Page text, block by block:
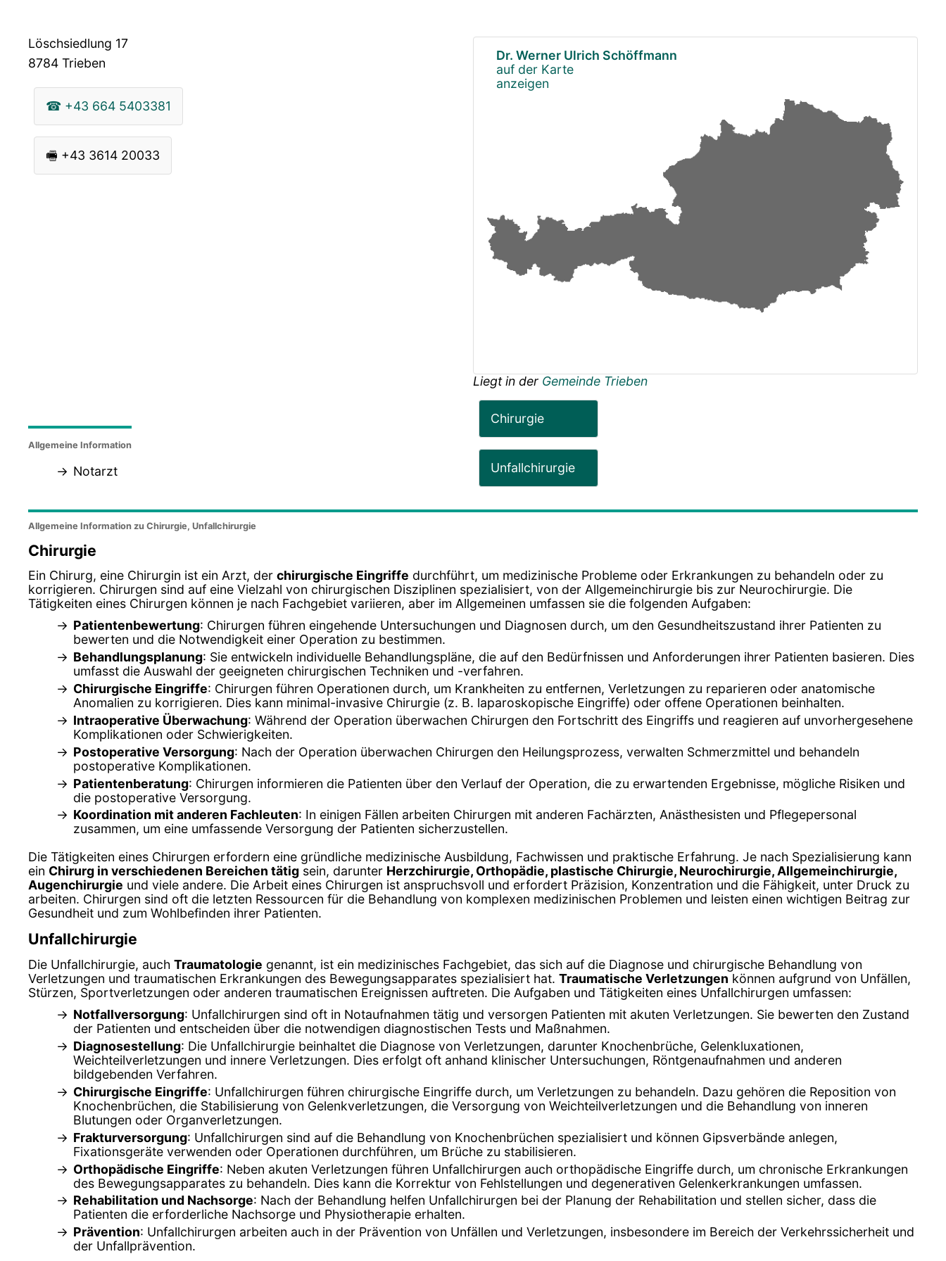
Löschsiedlung 17
8784 Trieben
☎ +43 664 5403381
🖷 +43 3614 20033
Allgemeine Information
Notarzt
Dr. Werner Ulrich Schöffmann
auf der Karte
anzeigen
Liegt in der Gemeinde Trieben
Chirurgie
Unfallchirurgie
Allgemeine Information zu Chirurgie, Unfallchirurgie
Chirurgie
Ein Chirurg, eine Chirurgin ist ein Arzt, der chirurgische Eingriffe durchführt, um medizinische Probleme oder Erkrankungen zu behandeln oder zu
korrigieren. Chirurgen sind auf eine Vielzahl von chirurgischen Disziplinen spezialisiert, von der Allgemeinchirurgie bis zur Neurochirurgie. Die
Tätigkeiten eines Chirurgen können je nach Fachgebiet variieren, aber im Allgemeinen umfassen sie die folgenden Aufgaben:
Patientenbewertung: Chirurgen führen eingehende Untersuchungen und Diagnosen durch, um den Gesundheitszustand ihrer Patienten zu
bewerten und die Notwendigkeit einer Operation zu bestimmen.
Behandlungsplanung: Sie entwickeln individuelle Behandlungspläne, die auf den Bedürfnissen und Anforderungen ihrer Patienten basieren. Dies
umfasst die Auswahl der geeigneten chirurgischen Techniken und -verfahren.
Chirurgische Eingriffe: Chirurgen führen Operationen durch, um Krankheiten zu entfernen, Verletzungen zu reparieren oder anatomische
Anomalien zu korrigieren. Dies kann minimal-invasive Chirurgie (z. B. laparoskopische Eingriffe) oder offene Operationen beinhalten.
Intraoperative Überwachung: Während der Operation überwachen Chirurgen den Fortschritt des Eingriffs und reagieren auf unvorhergesehene
Komplikationen oder Schwierigkeiten.
Postoperative Versorgung: Nach der Operation überwachen Chirurgen den Heilungsprozess, verwalten Schmerzmittel und behandeln
postoperative Komplikationen.
Patientenberatung: Chirurgen informieren die Patienten über den Verlauf der Operation, die zu erwartenden Ergebnisse, mögliche Risiken und
die postoperative Versorgung.
Koordination mit anderen Fachleuten: In einigen Fällen arbeiten Chirurgen mit anderen Fachärzten, Anästhesisten und Pflegepersonal
zusammen, um eine umfassende Versorgung der Patienten sicherzustellen.
Die Tätigkeiten eines Chirurgen erfordern eine gründliche medizinische Ausbildung, Fachwissen und praktische Erfahrung. Je nach Spezialisierung kann
ein Chirurg in verschiedenen Bereichen tätig sein, darunter Herzchirurgie, Orthopädie, plastische Chirurgie, Neurochirurgie, Allgemeinchirurgie,
Augenchirurgie und viele andere. Die Arbeit eines Chirurgen ist anspruchsvoll und erfordert Präzision, Konzentration und die Fähigkeit, unter Druck zu
arbeiten. Chirurgen sind oft die letzten Ressourcen für die Behandlung von komplexen medizinischen Problemen und leisten einen wichtigen Beitrag zur
Gesundheit und zum Wohlbefinden ihrer Patienten.
Unfallchirurgie
Die Unfallchirurgie, auch Traumatologie genannt, ist ein medizinisches Fachgebiet, das sich auf die Diagnose und chirurgische Behandlung von
Verletzungen und traumatischen Erkrankungen des Bewegungsapparates spezialisiert hat. Traumatische Verletzungen können aufgrund von Unfällen,
Stürzen, Sportverletzungen oder anderen traumatischen Ereignissen auftreten. Die Aufgaben und Tätigkeiten eines Unfallchirurgen umfassen:
Notfallversorgung: Unfallchirurgen sind oft in Notaufnahmen tätig und versorgen Patienten mit akuten Verletzungen. Sie bewerten den Zustand
der Patienten und entscheiden über die notwendigen diagnostischen Tests und Maßnahmen.
Diagnosestellung: Die Unfallchirurgie beinhaltet die Diagnose von Verletzungen, darunter Knochenbrüche, Gelenkluxationen,
Weichteilverletzungen und innere Verletzungen. Dies erfolgt oft anhand klinischer Untersuchungen, Röntgenaufnahmen und anderen
bildgebenden Verfahren.
Chirurgische Eingriffe: Unfallchirurgen führen chirurgische Eingriffe durch, um Verletzungen zu behandeln. Dazu gehören die Reposition von
Knochenbrüchen, die Stabilisierung von Gelenkverletzungen, die Versorgung von Weichteilverletzungen und die Behandlung von inneren
Blutungen oder Organverletzungen.
Frakturversorgung: Unfallchirurgen sind auf die Behandlung von Knochenbrüchen spezialisiert und können Gipsverbände anlegen,
Fixationsgeräte verwenden oder Operationen durchführen, um Brüche zu stabilisieren.
Orthopädische Eingriffe: Neben akuten Verletzungen führen Unfallchirurgen auch orthopädische Eingriffe durch, um chronische Erkrankungen
des Bewegungsapparates zu behandeln. Dies kann die Korrektur von Fehlstellungen und degenerativen Gelenkerkrankungen umfassen.
Rehabilitation und Nachsorge: Nach der Behandlung helfen Unfallchirurgen bei der Planung der Rehabilitation und stellen sicher, dass die
Patienten die erforderliche Nachsorge und Physiotherapie erhalten.
Prävention: Unfallchirurgen arbeiten auch in der Prävention von Unfällen und Verletzungen, insbesondere im Bereich der Verkehrssicherheit und
der Unfallprävention.